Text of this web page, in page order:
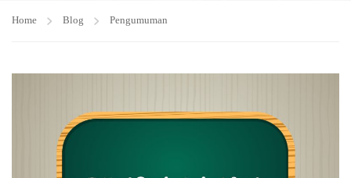
Home Blog Pengumuman